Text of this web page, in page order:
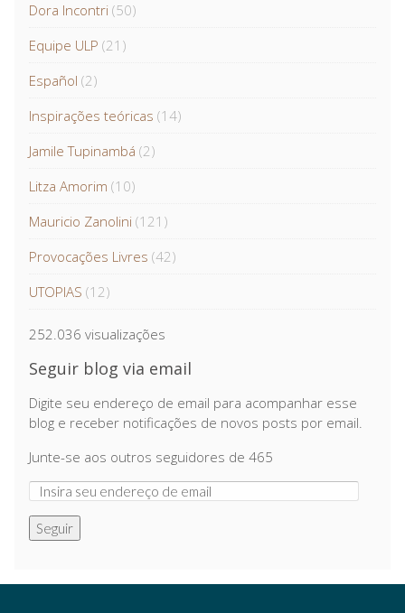
Dora Incontri (50)
Equipe ULP (21)
Español (2)
Inspirações teóricas (14)
Jamile Tupinambá (2)
Litza Amorim (10)
Mauricio Zanolini (121)
Provocações Livres (42)
UTOPIAS (12)
252.036 visualizações
Seguir blog via email
Digite seu endereço de email para acompanhar esse
blog e receber notificações de novos posts por email.
Junte-se aos outros seguidores de 465
Seguir